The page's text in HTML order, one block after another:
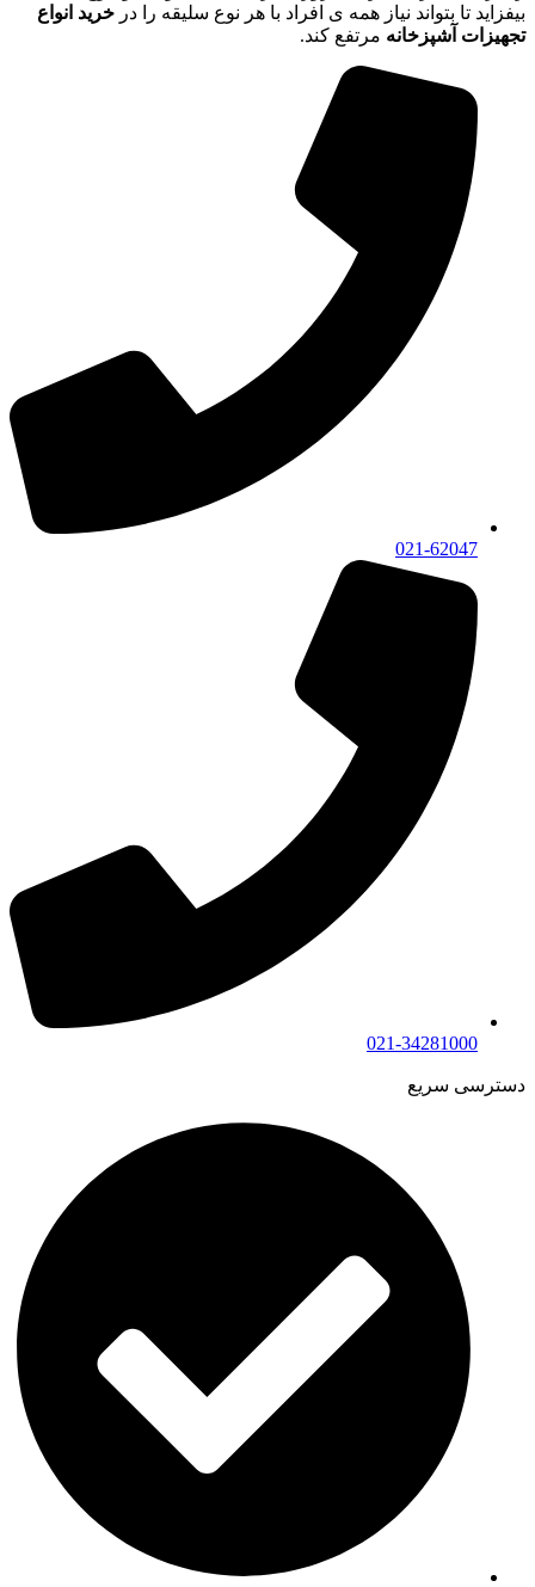
بیفزاید تا بتواند نیاز همه ی افراد با هر نوع سلیقه را در خرید انواع
تجهیزات آشپزخانه مرتفع کند.
021-62047
021-34281000
دسترسی سریع